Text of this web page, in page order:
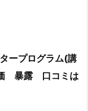
ープログラム(講
暴露 口コミは